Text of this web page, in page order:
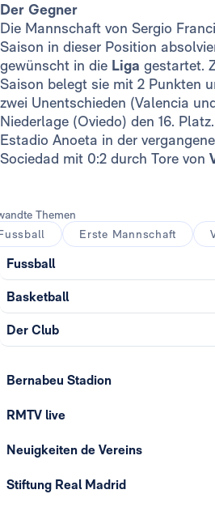
Der Gegner
Die Mannschaft von Sergio
Saison in dieser Position
gewünscht in die Liga gestartet.
Saison belegt sie mit 2 Punkten
zwei Unentschieden (Valencia
Niederlage (Oviedo) den 16.
Estadio Anoeta in der
Sociedad mit 0:2 durch Tore von
Themen
Erste Mannschaft
Fussball
Basketball
Der Club
Bernabeu Stadion
RMTV live
Neuigkeiten de Vereins
Stiftung Real Madrid